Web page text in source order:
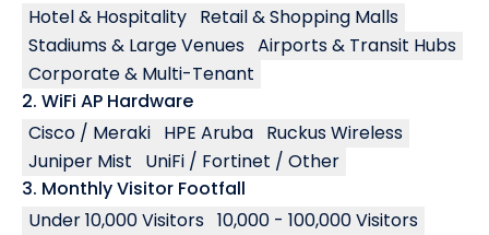
Hotel & Hospitality Retail & Shopping Malls
Stadiums & Large Venues Airports & Transit Hubs
Corporate & Multi-Tenant
2. WiFi AP Hardware
Cisco / Meraki HPE Aruba Ruckus Wireless
Juniper Mist
UniFi / Fortinet / Other
3. Monthly Visitor Footfall
Under 10,000 Visitors 10,000 - 100,000 Visitors